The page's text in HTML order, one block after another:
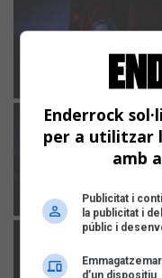
Enderrock
per a utilitzar
amb
Publicitat i
la publicitat i
públic i
d’un dispositiu